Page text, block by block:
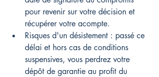
pour revenir sur votre décision et
récupérer votre acompte.
Risques d'un désistement : passé ce
délai et hors cas de conditions
suspensives, vous perdrez votre
dépôt de garantie au profit du